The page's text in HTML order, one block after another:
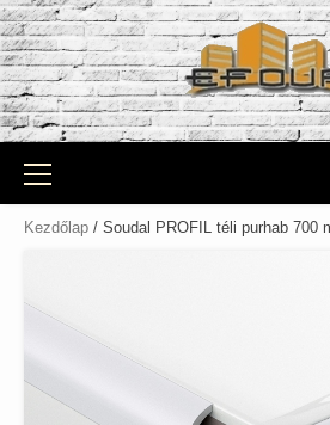
Skip
to
content
Primary
Menu
Kezdőlap / Soudal PROFIL téli purhab 700